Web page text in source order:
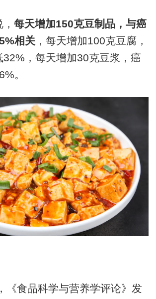
每天增加150克豆制品，与癌
相关，每天增加100克豆腐，
32%，每天增加30克豆浆，癌
。
食品科学与营养学评论》发